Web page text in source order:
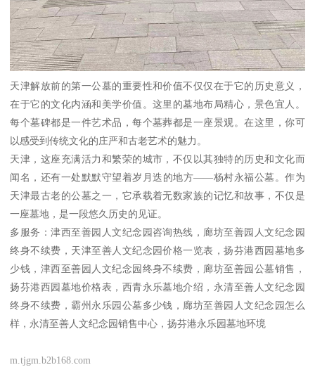
天津解放前的第一公墓的重要性和价值不仅仅在于它的历史意义，
在于它的文化内涵和美学价值。这里的墓地布局精心，景色宜人。
每个墓碑都是一件艺术品，每个墓葬都是一座景观。在这里，你可
以感受到传统文化的庄严和古老艺术的魅力。
天津，这座充满活力和繁荣的城市，不仅以其独特的历史和文化而
闻名，还有一处默默守望着岁月迭的地方——杨村永福公墓。作为
天津最古老的公墓之一，它承载着无数家族的记忆和故事，不仅是
一座墓地，是一段悠久历史的见证。
多服务：津西至善园人文纪念园咨询热线，廊坊至善园人文纪念园
终身不续费，天津至善人文纪念园价格一览表，扬芬港西园墓地多
少钱，津西至善园人文纪念园终身不续费，廊坊至善园公墓销售，
扬芬港西园墓地价格表，西青永乐墓地介绍，永清至善人文纪念园
终身不续费，霸州永乐园公墓多少钱，廊坊至善园人文纪念园怎么
样，永清至善人文纪念园销售中心，扬芬港永乐园墓地环境
m.tjgm.b2b168.com